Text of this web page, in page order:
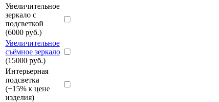
Увеличительное
зеркало с
подсветкой
(6000 руб.)
Увеличительное
съёмное зеркало
(15000 руб.)
Интерьерная
подсветка
(+15% к цене
изделия)